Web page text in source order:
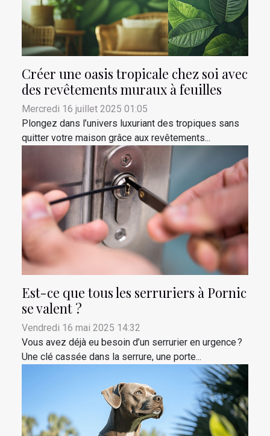
Créer une oasis tropicale chez soi avec
des revêtements muraux à feuilles
Mercredi 16 juillet 2025 01:05
Plongez dans l’univers luxuriant des tropiques sans
quitter votre maison grâce aux revêtements...
Est-ce que tous les serruriers à Pornic
se valent ?
Vendredi 16 mai 2025 14:32
Vous avez déjà eu besoin d’un serrurier en urgence ?
Une clé cassée dans la serrure, une porte...